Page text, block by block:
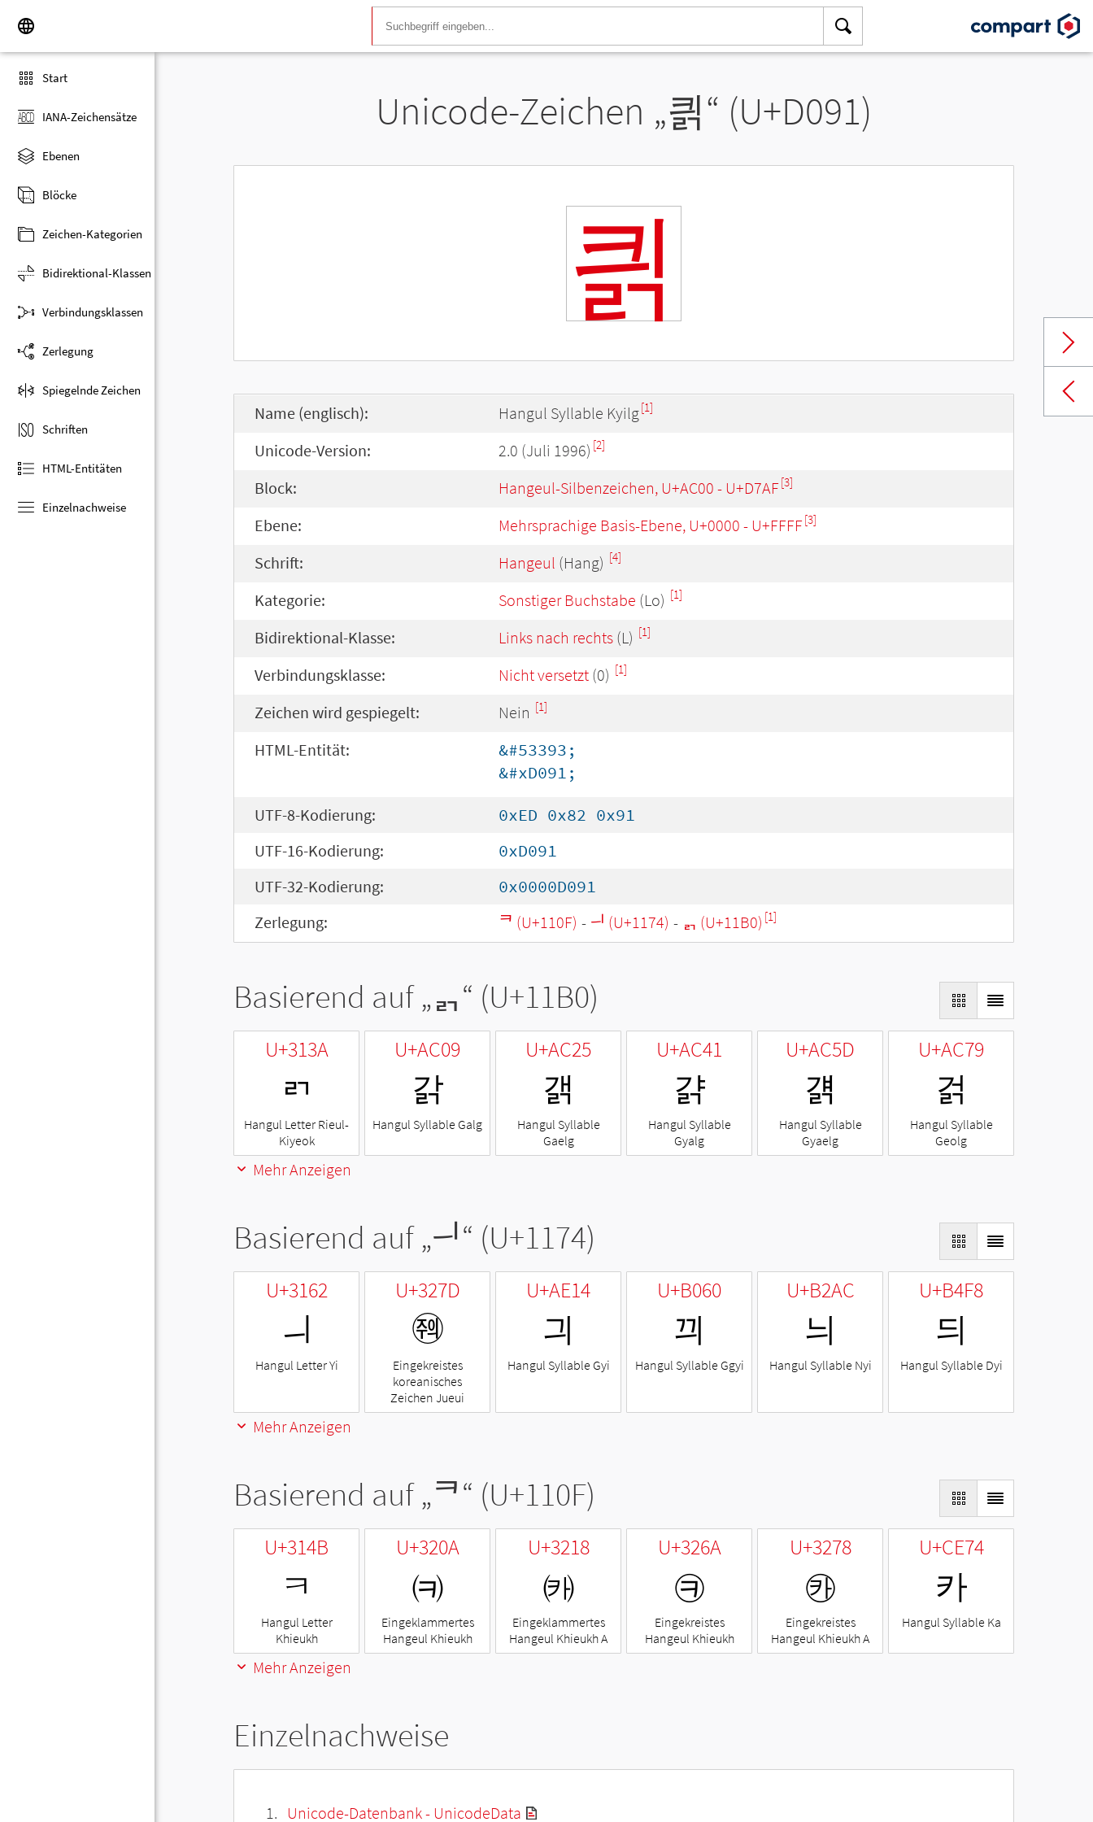
Start
IANA-Zeichensätze
Ebenen
Blöcke
Zeichen-Kategorien
Bidirektional-Klassen
Verbindungsklassen
Zerlegung
Spiegelnde Zeichen
Schriften
HTML-Entitäten
Einzelnachweise
Unicode-Zeichen „킑“ (U+D091)
킑
Name (englisch): Hangul Syllable Kyilg[1]
Unicode-Version: 2.0 (Juli 1996) [2]
Block: Hangeul-Silbenzeichen, U+AC00 - U+D7AF[3]
Ebene: Mehrsprachige Basis-Ebene, U+0000 - U+FFFF[3]
Schrift: Hangeul (Hang) [4]
Kategorie: Sonstiger Buchstabe (Lo) [1]
Bidirektional-Klasse: Links nach rechts (L) [1]
Verbindungsklasse: Nicht versetzt (0) [1]
Zeichen wird gespiegelt: Nein [1]
HTML-Entität:
&#53393;
&#xD091;
UTF-8-Kodierung:
0xED 0x82 0x91
UTF-16-Kodierung:
0xD091
UTF-32-Kodierung:
0x0000D091
Zerlegung:
ᄏ (U+110F) - ᅴ (U+1174) - ᆰ (U+11B0) [1]
Basierend auf „ᆰ“ (U+11B0)
U+313A
ㄺ
Hangul Letter Rieul-
Kiyeok
U+AC09
갉
Hangul Syllable Galg
U+AC25
갥
Hangul Syllable
Gaelg
U+AC41
걁
Hangul Syllable
Gyalg
U+AC5D
걝
Hangul Syllable
Gyaelg
U+AC79
걹
Hangul Syllable
Geolg
Mehr Anzeigen
Basierend auf „ᅴ“ (U+1174)
U+3162
ㅢ
Hangul Letter Yi
U+327D
㉽
Eingekreistes
koreanisches
Zeichen Jueui
U+AE14
긔
Hangul Syllable Gyi
U+B060
끠
Hangul Syllable Ggyi
U+B2AC
늬
Hangul Syllable Nyi
U+B4F8
듸
Hangul Syllable Dyi
Mehr Anzeigen
Basierend auf „ᄏ“ (U+110F)
U+314B
ㅋ
Hangul Letter
Khieukh
U+320A
㈊
Eingeklammertes
Hangeul Khieukh
U+3218
㈘
Eingeklammertes
Hangeul Khieukh A
U+326A
㉪
Eingekreistes
Hangeul Khieukh
U+3278
㉸
Eingekreistes
Hangeul Khieukh A
U+CE74
카
Hangul Syllable Ka
Mehr Anzeigen
Einzelnachweise
Unicode-Datenbank - UnicodeData